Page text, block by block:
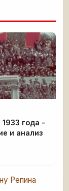
года -
и анализ